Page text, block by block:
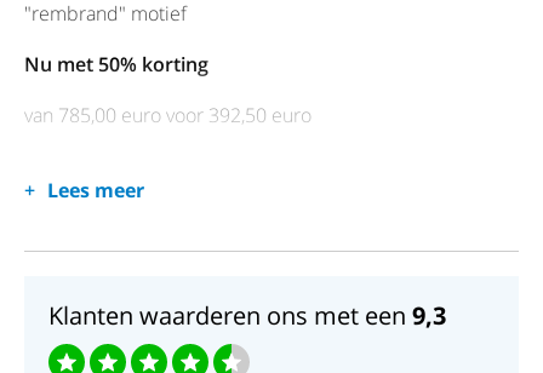
"rembrand" motief
Nu met 50% korting
van 785,00 euro voor 392,50 euro
Lees meer
Klanten waarderen ons met een 9,3